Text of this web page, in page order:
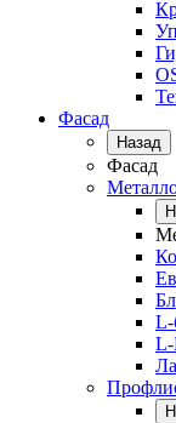
Фасад
Назад
Фасад
L-
L-